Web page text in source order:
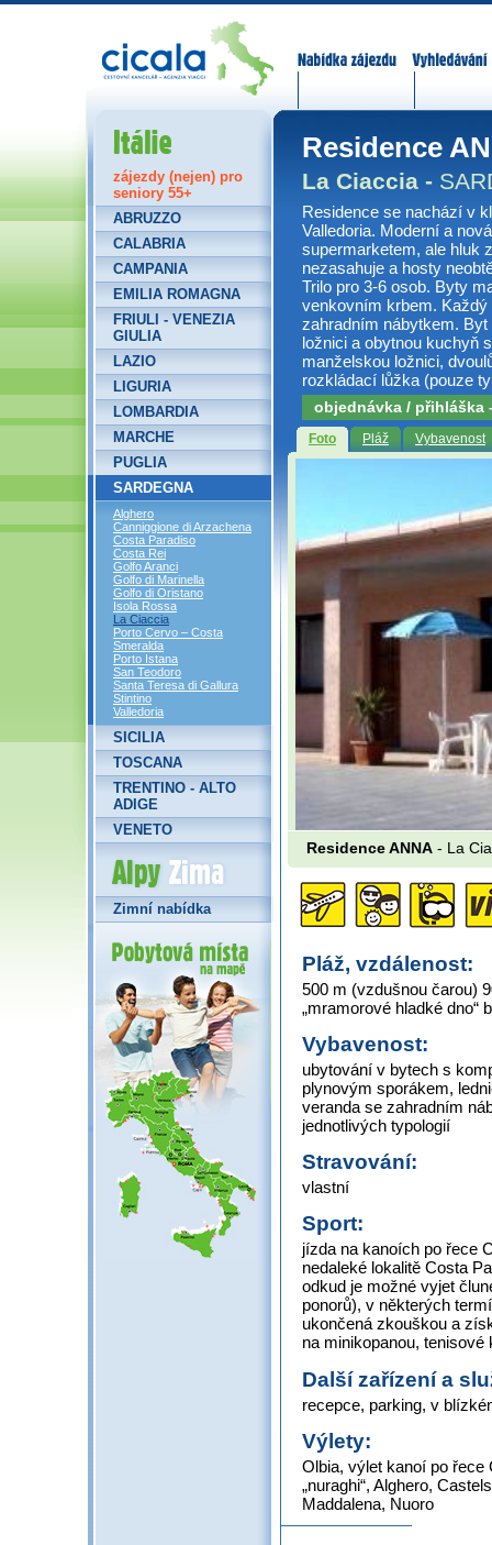
Residence
La Ciaccia -
Residence se nachází v
Valledoria. Moderní a
supermarketem, ale hluk
nezasahuje a hosty
Trilo pro 3-6 osob. Byty
venkovním krbem.
zahradním nábytkem.
ložnici a obytnou kuchyň
manželskou ložnici,
rozkládací lůžka (pouze
objednávka / přihláška
Foto Pláž Vybavenost
Residence ANNA - La
Pláž, vzdálenost:
500 m (vzdušnou čarou)
„mramorové hladké dno“
Vybavenost:
ubytování v bytech s
plynovým sporákem,
veranda se zahradním
jednotlivých typologií
Stravování:
vlastní
Sport:
jízda na kanoích po řece
nedaleké lokalitě Costa
odkud je možné vyjet
ponorů), v některých
ukončená zkouškou a
na minikopanou,
Další zařízení a
recepce, parking, v
Výlety:
Olbia, výlet kanoí po řece
„nuraghi“, Alghero,
Maddalena, Nuoro
Itálie
zájezdy (nejen) pro
seniory 55+
ABRUZZO
CALABRIA
CAMPANIA
EMILIA ROMAGNA
FRIULI - VENEZIA
GIULIA
LAZIO
LIGURIA
LOMBARDIA
MARCHE
PUGLIA
SARDEGNA
Alghero
Canniggione di Arzachena
Costa Paradiso
Costa Rei
Golfo Aranci
Golfo di Marinella
Golfo di Oristano
Isola Rossa
La Ciaccia
Porto Cervo – Costa
Smeralda
Porto Istana
San Teodoro
Santa Teresa di Gallura
Stintino
Valledoria
SICILIA
TOSCANA
TRENTINO - ALTO
ADIGE
VENETO
Alpy Zima
Zimní nabídka